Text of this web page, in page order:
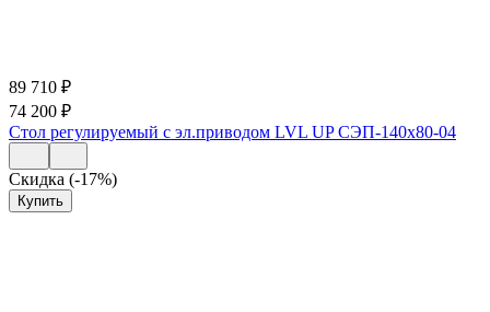
89 710 ₽
74 200 ₽
Стол регулируемый с эл.приводом LVL UP СЭП-140х80-04
Скидка (-17%)
Купить